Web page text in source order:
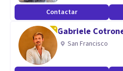
Contactar
Gabriele
San Francisco